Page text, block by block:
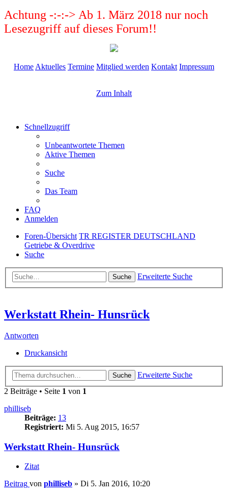
Achtung -:-:-> Ab 1. März 2018 nur noch
Lesezugriff auf dieses Forum!!
Home Aktuelles Termine Mitglied werden Kontakt Impressum
Zum Inhalt
Schnellzugriff
Unbeantwortete Themen
Aktive Themen
Suche
Das Team
FAQ
Anmelden
Foren-Übersicht TR REGISTER DEUTSCHLAND
Getriebe & Overdrive
Suche
Suche Erweiterte Suche
Werkstatt Rhein- Hunsrück
Antworten
Druckansicht
Suche
Erweiterte Suche
2 Beiträge • Seite 1 von 1
philliseb
Beiträge: 13
Registriert: Mi 5. Aug 2015, 16:57
Werkstatt Rhein- Hunsrück
Zitat
Beitrag von philliseb » Di 5. Jan 2016, 10:20